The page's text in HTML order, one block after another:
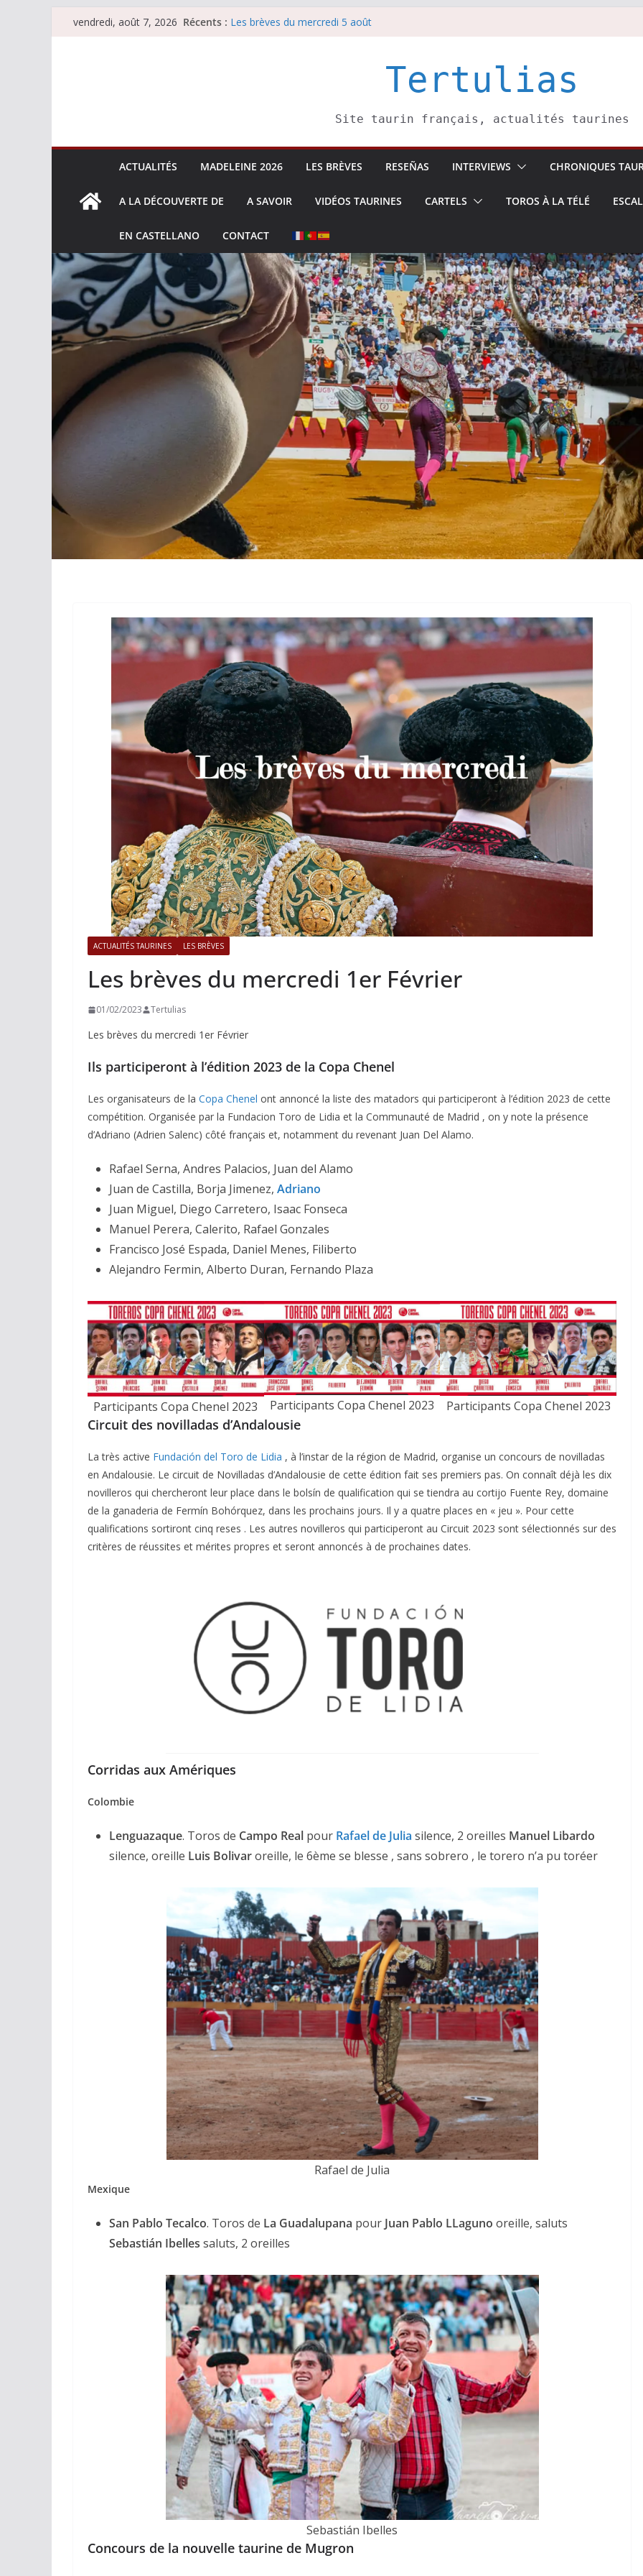
Passervendredi, août 7, 2026 Récents : Les brèves du mercredi 5 août
Tertulias
Site taurin français, actualités taurines
ACTUALITÉS MADELEINE 2026 LES BRÈVES RESEÑAS INTERVIEWS CHRONIQUES
A LA DÉCOUVERTE DE A SAVOIR VIDÉOS TAURINES CARTELS TOROS À LA TÉLÉ
EN CASTELLANO CONTACT
ACTUALITÉS TAURINES LES BRÈVES
Les brèves du mercredi 1er Février
01/02/2023 Tertulias
Les brèves du mercredi 1er Février
Ils participeront à l’édition 2023 de la Copa Chenel
Les organisateurs de la Copa Chenel ont annoncé la liste des matadors qui participeront à l’édition 2023 de cette
compétition. Organisée par la Fundacion Toro de Lidia et la Communauté de Madrid , on y note la présence
d’Adriano (Adrien Salenc) côté français et, notamment du revenant Juan Del Alamo.
Rafael Serna, Andres Palacios, Juan del Alamo
Juan de Castilla, Borja Jimenez, Adriano
Juan Miguel, Diego Carretero, Isaac Fonseca
Manuel Perera, Calerito, Rafael Gonzales
Francisco José Espada, Daniel Menes, Filiberto
Alejandro Fermin, Alberto Duran, Fernando Plaza
Participants Copa Chenel 2023 Participants Copa Chenel 2023 Participants Copa Chenel 2023
Circuit des novilladas d’Andalousie
La très active Fundación del Toro de Lidia , à l’instar de la région de Madrid, organise un concours de novilladas
en Andalousie. Le circuit de Novilladas d’Andalousie de cette édition fait ses premiers pas. On connaît déjà les dix
novilleros qui chercheront leur place dans le bolsín de qualification qui se tiendra au cortijo Fuente Rey, domaine
de la ganaderia de Fermín Bohórquez, dans les prochains jours. Il y a quatre places en « jeu ». Pour cette
qualifications sortiront cinq reses . Les autres novilleros qui participeront au Circuit 2023 sont sélectionnés sur des
critères de réussites et mérites propres et seront annoncés à de prochaines dates.
Corridas aux Amériques
Colombie
Lenguazaque. Toros de Campo Real pour Rafael de Julia silence, 2 oreilles Manuel Libardo
silence, oreille Luis Bolivaroreille, le 6ème se blesse , sans sobrero , le torero n’a pu toréer
Rafael de Julia
Mexique
San Pablo Tecalco. Toros de La Guadalupana pour Juan Pablo LLaguno oreille, saluts
Sebastián Ibelles saluts, 2 oreilles
Sebastián Ibelles
Concours de la nouvelle taurine de Mugron
ACTUALITÉS TAURINES PHOTOS TAURINES 2026
Istres, l’ouverture en
photos
19/06/2026 Tertulias
ACTUALITÉS TAURINES PHOTOS TAURINES 2026
Bayonne, la corrida des
fêtes en photos
17/07/2026 Tertulias
ACTUALITÉS TAURINES
Arles : au seuil des
espérances.
02/04/2026 Olivier Castelnau
Istres : la feria des
ultimes émotions
18/06/2026 Olivier Castelnau